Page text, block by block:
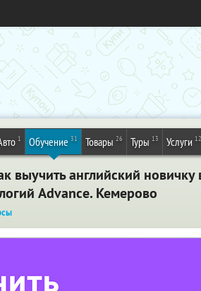
1 Обучение 31 Товары 26 Туры 13 Услуги 12
выучить английский
Advance. Кемерово